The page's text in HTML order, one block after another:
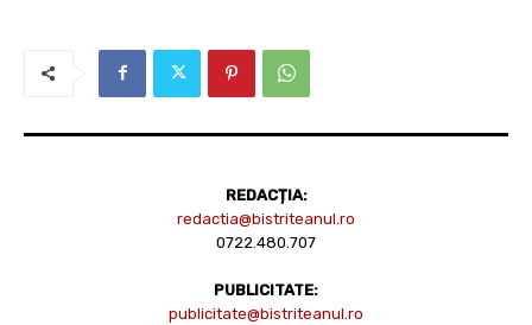
REDACȚIA:
redactia@bistriteanul.ro
0722.480.707
PUBLICITATE:
publicitate@bistriteanul.ro